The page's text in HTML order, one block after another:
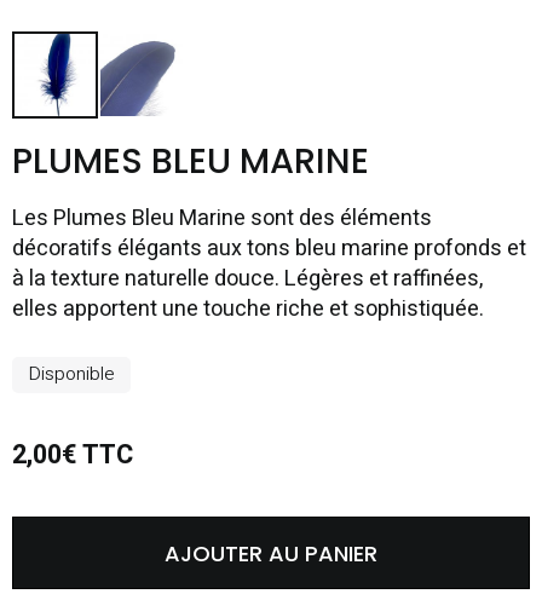
PLUMES BLEU MARINE
Les Plumes Bleu Marine sont des éléments
décoratifs élégants aux tons bleu marine profonds et
à la texture naturelle douce. Légères et raffinées,
elles apportent une touche riche et sophistiquée.
Disponible
2,00€ TTC
AJOUTER AU PANIER